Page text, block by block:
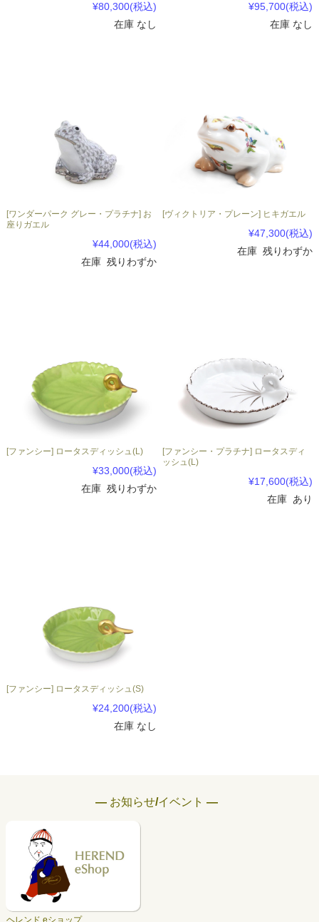
¥80,300(税込)
在庫 なし
¥95,700(税込)
在庫 なし
[ワンダーパーク グレー・プラチナ] お
座りガエル
¥44,000(税込)
在庫 残りわずか
[ヴィクトリア・プレーン] ヒキガエル
¥47,300(税込)
在庫 残りわずか
[ファンシー] ロータスディッシュ(L)
¥33,000(税込)
在庫 残りわずか
[ファンシー・プラチナ] ロータスディ
ッシュ(L)
¥17,600(税込)
在庫 あり
[ファンシー] ロータスディッシュ(S)
¥24,200(税込)
在庫 なし
― お知らせ/イベント ―
ヘレンド eショップ